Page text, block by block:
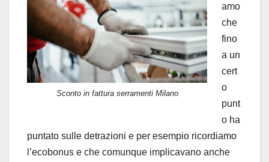
Sconto in fattura serramenti Milano
amo
che
fino
a un
cert
o
punt
o ha
puntato sulle detrazioni e per esempio ricordiamo
l’ecobonus e che comunque implicavano anche